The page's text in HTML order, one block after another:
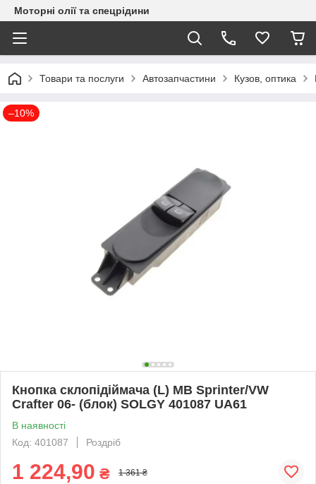
Моторні олії та спецрідини
Товари та послуги Автозапчастини Кузов, оптика
–10%
Кнопка склопідіймача (L) MB Sprinter/VW
Crafter 06- (блок) SOLGY 401087 UA61
В наявності
Код: 401087
Роздріб
1 224,90 ₴ 1 361 ₴